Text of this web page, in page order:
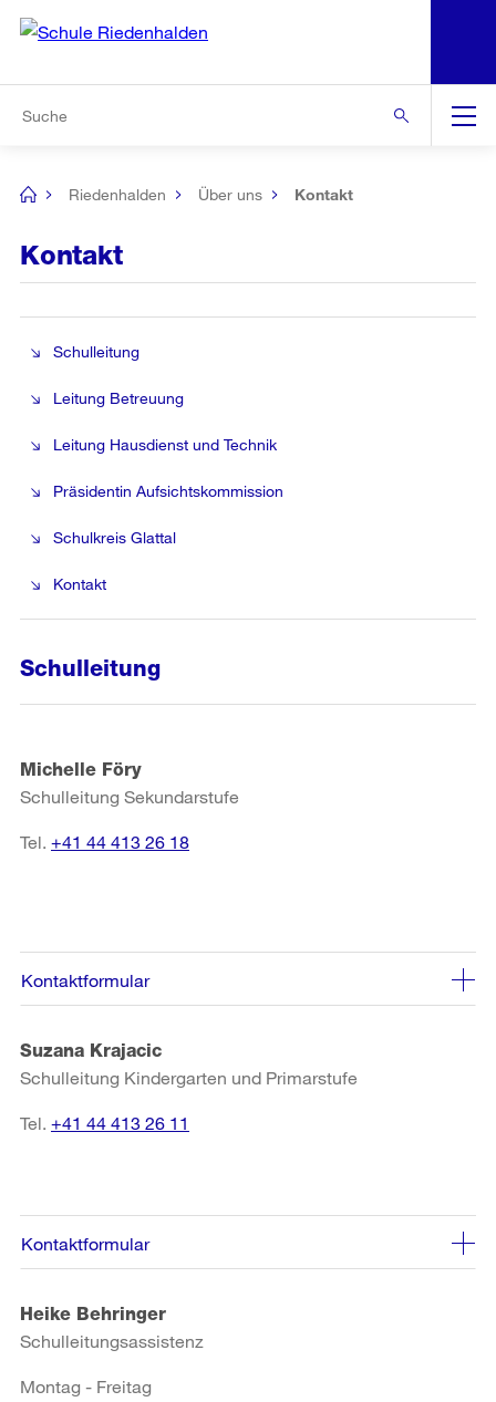
Navigation
[no
Riedenhalden Über uns Kontakt
Kontakt
Schulleitung
Leitung Betreuung
Leitung Hausdienst und Technik
Präsidentin Aufsichtskommission
Schulkreis Glattal
Kontakt
Schulleitung
Michelle Föry
Schulleitung Sekundarstufe
Tel. +41 44 413 26 18
Kontaktformular
Suzana Krajacic
Schulleitung Kindergarten und Primarstufe
Tel. +41 44 413 26 11
Kontaktformular
Heike Behringer
Schulleitungsassistenz
Montag - Freitag